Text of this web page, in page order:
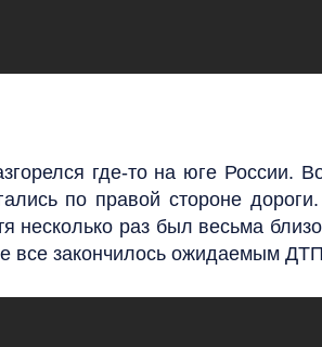
где-то на юге России.
по правой стороне
несколько раз был весьма
закончилось ожидаемым